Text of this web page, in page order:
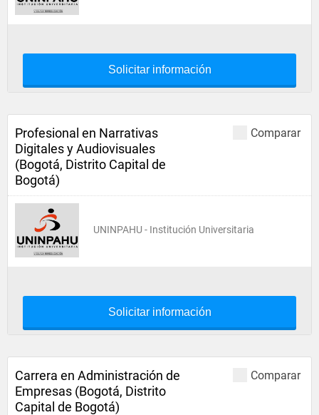
Solicitar información
Comparar
Profesional en Narrativas
Digitales y Audiovisuales
(Bogotá, Distrito Capital de
Bogotá)
UNINPAHU - Institución Universitaria
Solicitar información
Comparar
Carrera en Administración de
Empresas (Bogotá, Distrito
Capital de Bogotá)